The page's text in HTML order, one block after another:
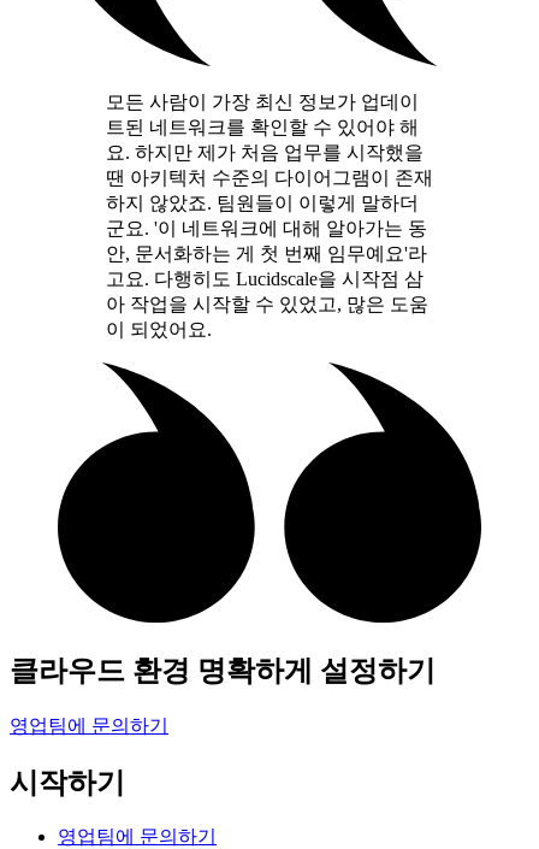
모든 사람이 가장 최신 정보가 업데이
트된 네트워크를 확인할 수 있어야 해
요. 하지만 제가 처음 업무를 시작했을
땐 아키텍처 수준의 다이어그램이 존재
하지 않았죠. 팀원들이 이렇게 말하더
군요. '이 네트워크에 대해 알아가는 동
안, 문서화하는 게 첫 번째 임무예요'라
고요. 다행히도 Lucidscale을 시작점 삼
아 작업을 시작할 수 있었고, 많은 도움
이 되었어요.
클라우드 환경 명확하게 설정하기
영업팀에 문의하기
시작하기
영업팀에 문의하기